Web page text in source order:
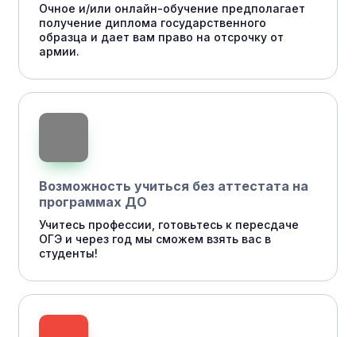
Очное и/или онлайн-обучение предполагает
получение диплома государственного
образца и дает вам право на отсрочку от
армии.
Возможность учиться без аттестата на
программах ДО
Учитесь профессии, готовьтесь к пересдаче
ОГЭ и через год мы сможем взять вас в
студенты!